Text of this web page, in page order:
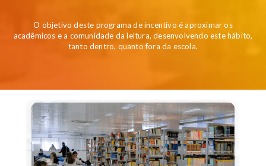
O objetivo deste programa de incentivo é aproximar os
acadêmicos e a comunidade da leitura, desenvolvendo este hábito,
tanto dentro, quanto fora da escola.